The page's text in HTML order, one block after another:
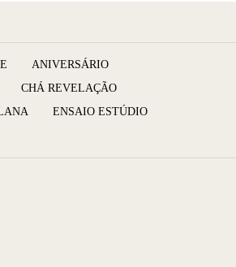
ANIVERSÁRIO
CHÁ REVELAÇÃO
ENSAIO ESTÚDIO